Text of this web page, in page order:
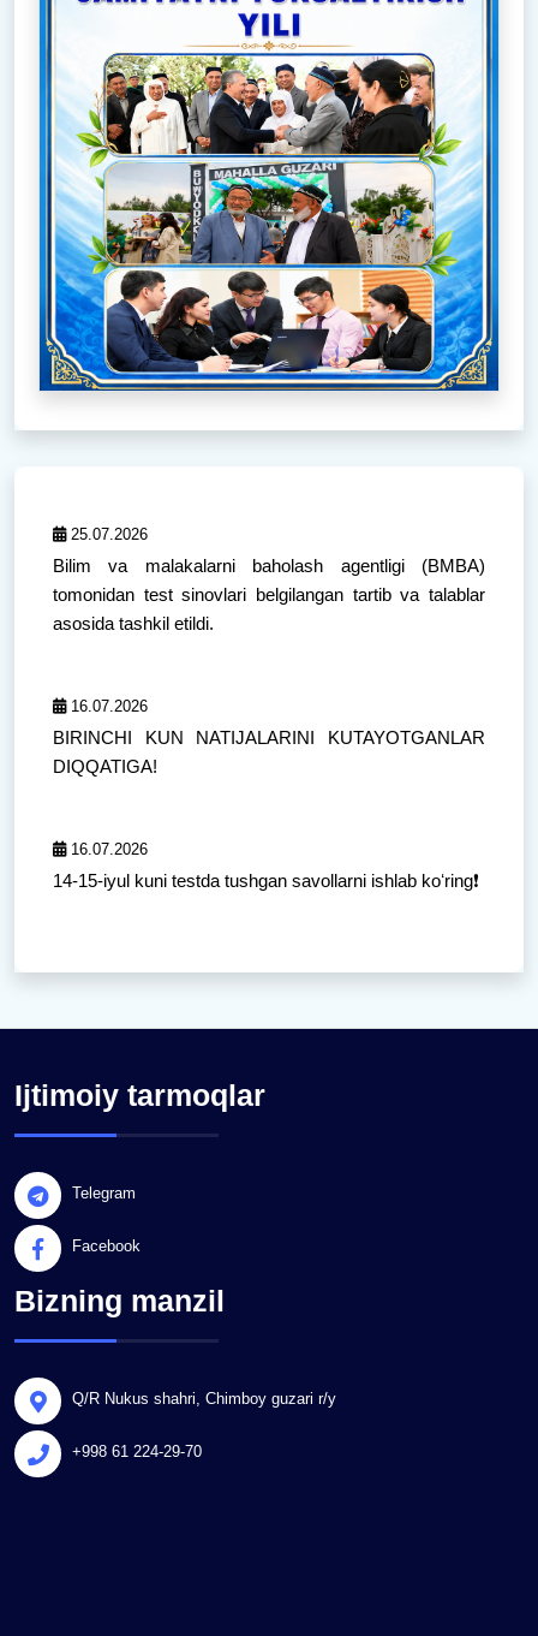
25.07.2026
Bilim va malakalarni baholash agentligi (BMBA)
tomonidan test sinovlari belgilangan tartib va talablar
asosida tashkil etildi.
16.07.2026
BIRINCHI KUN NATIJALARINI KUTAYOTGANLAR
DIQQATIGA!
16.07.2026
14-15-iyul kuni testda tushgan savollarni ishlab koʻring❗️
Ijtimoiy tarmoqlar
Telegram
Facebook
Bizning manzil
Q/R Nukus shahri, Chimboy guzari r/y
+998 61 224-29-70